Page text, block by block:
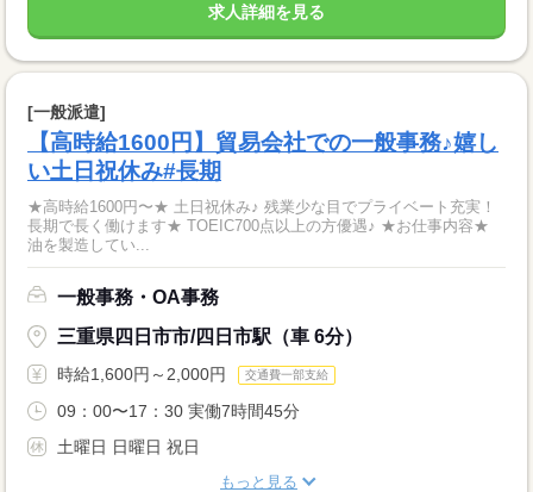
求人詳細を見る
[一般派遣]
【高時給1600円】貿易会社での一般事務♪嬉し
い土日祝休み#長期
★高時給1600円〜★ 土日祝休み♪ 残業少な目でプライベート充実！
長期で長く働けます★ TOEIC700点以上の方優遇♪ ★お仕事内容★
油を製造してい...
一般事務・OA事務
三重県四日市市/四日市駅（車 6分）
時給1,600円～2,000円 交通費一部支給
09：00〜17：30 実働7時間45分
土曜日 日曜日 祝日
もっと見る